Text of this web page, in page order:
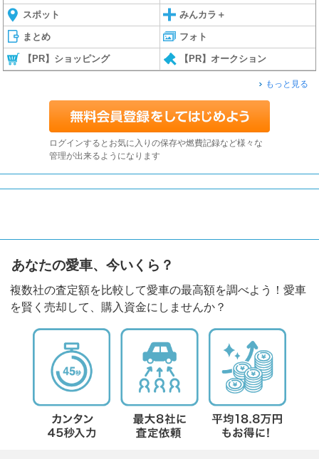
スポット みんカラ＋
まとめ フォト
【PR】ショッピング 【PR】オークション
もっと見る
ログインするとお気に入りの保存や燃費記録など様々な
管理が出来るようになります
あなたの愛車、今いくら？
複数社の査定額を比較して愛車の最高額を調べよう！愛車
を賢く売却して、購入資金にしませんか？